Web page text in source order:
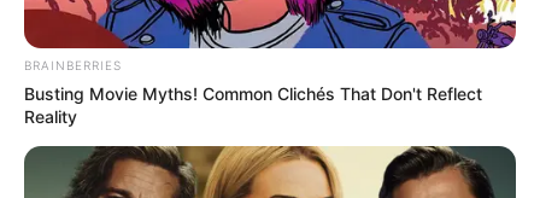
BRAINBERRIES
Busting Movie Myths! Common Clichés That Don't Reflect
Reality